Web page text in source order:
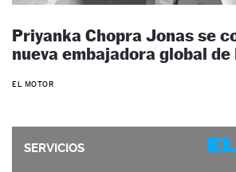
Priyanka Chopra Jonas se
nueva embajadora global de
EL MOTOR